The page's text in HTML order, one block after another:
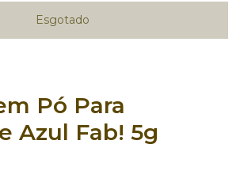
Pó Para
Azul Fab! 5g